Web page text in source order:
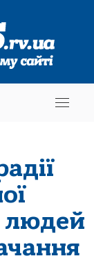
людей